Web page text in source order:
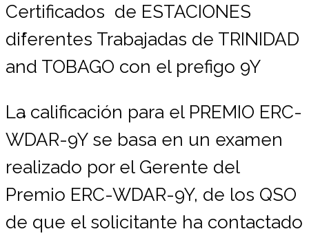
Contáctemos
Donaciones
Certificados de ESTACIONES
diferentes Trabajadas de TRINIDAD
and TOBAGO con el prefigo 9Y
La calificación para el PREMIO ERC-
WDAR-9Y se basa en un examen
realizado por el Gerente del
Premio ERC-WDAR-9Y, de los QSO
de que el solicitante ha contactado